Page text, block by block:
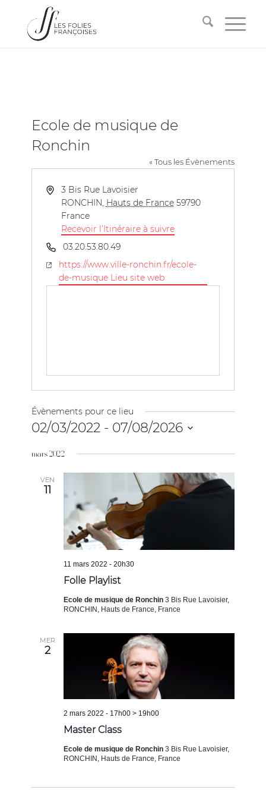
Ecole de musique de
Ronchin
« Tous les Évènements
Adresse
3 Bis Rue Lavoisier
RONCHIN, Hauts de France 59790
France
Recevoir l’Itinéraire à suivre
Téléphone
03.20.53.80.49
Site
web
https://www.ville-ronchin.fr/ecole-
de-musique Lieu site web
Évènements pour ce lieu
02/03/2022 - 07/08/2026
une
mars 2022
VEN
11
Folle Playlist
11 mars 2022 - 20h30
Ecole de musique de Ronchin3 Bis Rue Lavoisier,
RONCHIN, Hauts de France, France
MER
2
Master Class
2 mars 2022 - 17h00 > 19h00
Ecole de musique de Ronchin3 Bis Rue Lavoisier,
RONCHIN, Hauts de France, France